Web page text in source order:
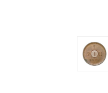
+